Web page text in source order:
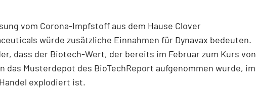
vom Corona-Impfstoff aus dem Hause Clover
würde zusätzliche Einnahmen für Dynavax bedeuten.
dass der Biotech-Wert, der bereits im Februar zum Kurs von
das Musterdepot des BioTechReport aufgenommen wurde, im
explodiert ist.